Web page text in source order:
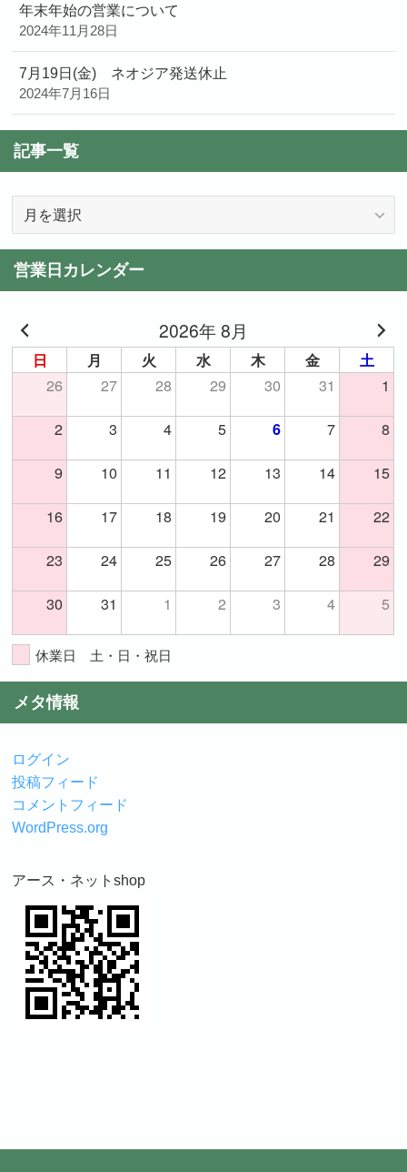
年末年始の営業について
2024年11月28日
7月19日(金) ネオジア発送休止
2024年7月16日
記事一覧
一
覧
営業日カレンダー
2026年 8月
日 月 火 水 木 金 土
26 27 28 29 30 31
1
2
3 4 5 6 7
8
9
10 11 12 13 14
15
16
17 18 19 20 21
22
23
24 25 26 27 28
29
30
31 1 2 3 4 5
休業日 土・日・祝日
メタ情報
ログイン
投稿フィード
コメントフィード
WordPress.org
アース・ネットshop